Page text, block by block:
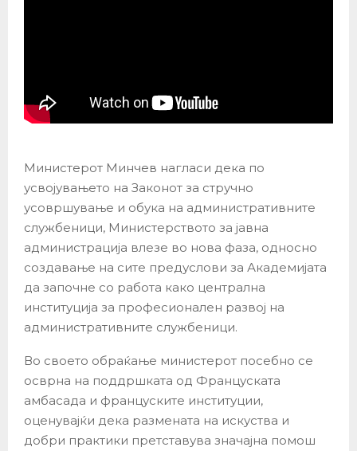
Министерот Минчев нагласи дека по
усвојувањето на Законот за стручно
усовршување и обука на административните
службеници, Министерството за јавна
администрација влезе во нова фаза, односно
создавање на сите предуслови за Академијата
да започне со работа како централна
институција за професионален развој на
административните службеници.
Во своето обраќање министерот посебно се
осврна на поддршката од Француската
амбасада и француските институции,
оценувајќи дека размената на искуства и
добри практики претставува значајна помош